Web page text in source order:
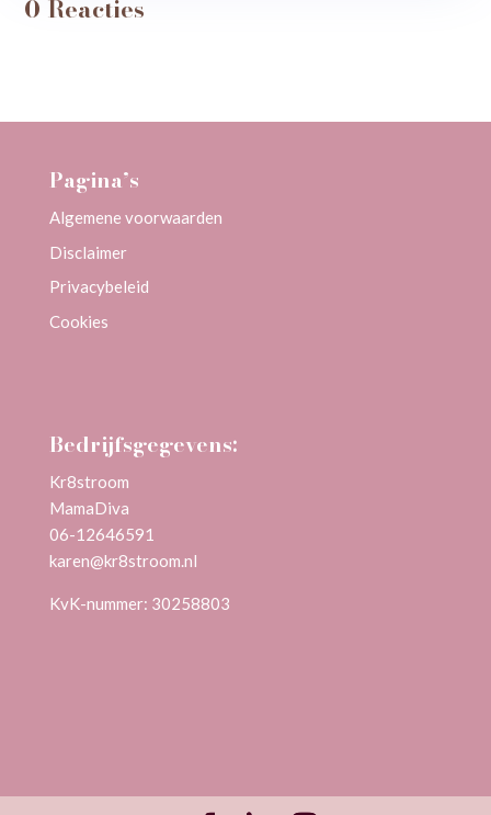
0 Reacties
Pagina’s
Algemene voorwaarden
Disclaimer
Privacybeleid
Cookies
Bedrijfsgegevens:
Kr8stroom
MamaDiva
06-12646591
karen@kr8stroom.nl
KvK-nummer: 30258803